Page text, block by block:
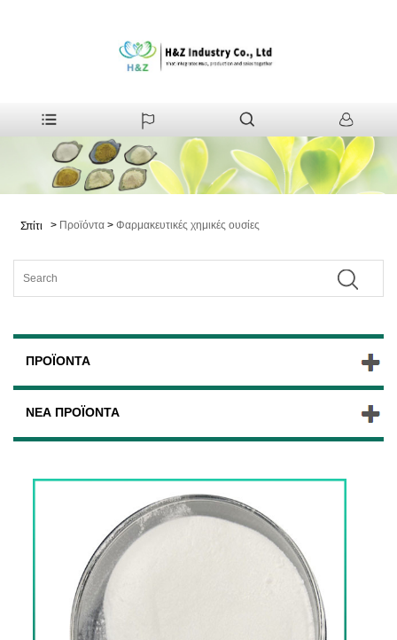
Σπίτι > Προϊόντα > Φαρμακευτικές χημικές ουσίες
ΠΡΟΪΌΝΤΑ
ΝΈΑ ΠΡΟΪΌΝΤΑ